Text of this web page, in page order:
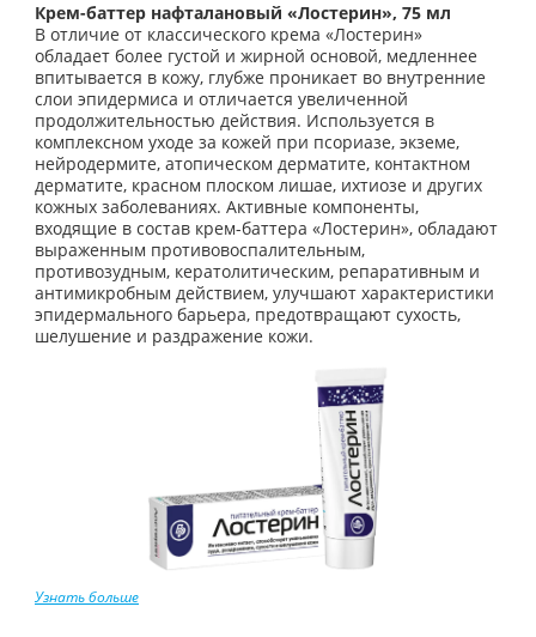
Крем-баттер нафталановый «Лостерин», 75 мл
В отличие от классического крема «Лостерин»
обладает более густой и жирной основой, медленнее
впитывается в кожу, глубже проникает во внутренние
слои эпидермиса и отличается увеличенной
продолжительностью действия. Используется в
комплексном уходе за кожей при псориазе, экземе,
нейродермите, атопическом дерматите, контактном
дерматите, красном плоском лишае, ихтиозе и других
кожных заболеваниях. Активные компоненты,
входящие в состав крем-баттера «Лостерин», обладают
выраженным противовоспалительным,
противозудным, кератолитическим, репаративным и
антимикробным действием, улучшают характеристики
эпидермального барьера, предотвращают сухость,
шелушение и раздражение кожи.
Узнать больше